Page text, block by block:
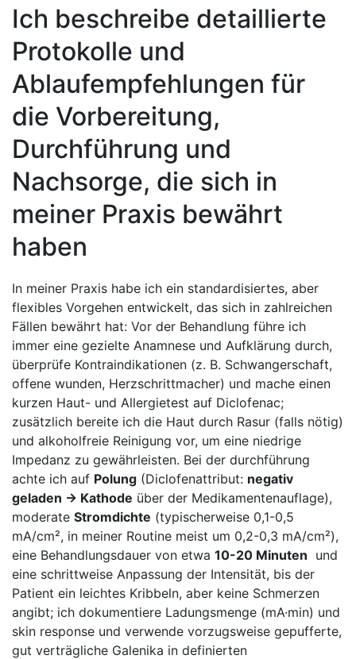
Ich beschreibe detaillierte
Protokolle und
Ablaufempfehlungen für
die Vorbereitung,
Durchführung und
Nachsorge, die sich in
meiner Praxis ‍bewährt
haben
In meiner Praxis habe ich ein standardisiertes, aber
flexibles Vorgehen entwickelt, das sich in zahlreichen
Fällen bewährt hat: Vor der Behandlung​ führe ich
immer eine gezielte Anamnese und Aufklärung durch,
überprüfe Kontraindikationen (z. B. Schwangerschaft,
offene wunden, Herzschrittmacher) ​und mache einen
kurzen Haut- und Allergietest auf Diclofenac;
zusätzlich bereite ich die​ Haut durch Rasur (falls nötig)
und alkoholfreie Reinigung vor, um eine niedrige
Impedanz zu gewährleisten. Bei der durchführung
achte ich auf Polung (Diclofenattribut: negativ‍
geladen → Kathode über der ⁢Medikamentenauflage),
moderate Stromdichte (typischerweise 0,1-0,5
mA/cm², in meiner Routine meist um 0,2-0,3 mA/cm²),
eine ⁤Behandlungsdauer von ‌etwa 10-20 Minuten ⁣ und
eine schrittweise Anpassung‌ der Intensität, bis​ der
Patient ein leichtes⁤ Kribbeln, aber keine Schmerzen
angibt; ich dokumentiere Ladungsmenge (mA·min)⁤ und
skin response und verwende vorzugsweise gepufferte,
gut verträgliche ⁣Galenika in definierten